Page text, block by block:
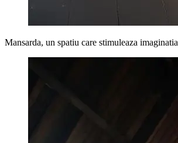
Mansarda, un spatiu care stimuleaza imaginatia